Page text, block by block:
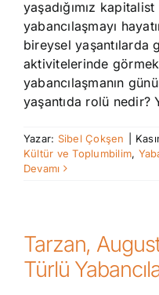
yaşadığımız
yabancılaşmayı
bireysel yaşantılarda
aktivitelerinde
yabancılaşmanın
yaşantıda rolü nedir?
Yazar: Sibel Çokşen
Kültür ve Toplumbilim,
Devamı
Tarzan,
Türlü